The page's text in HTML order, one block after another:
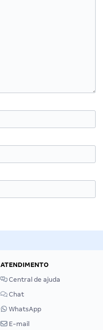
ATENDIMENTO
Central de ajuda
Chat
WhatsApp
E-mail